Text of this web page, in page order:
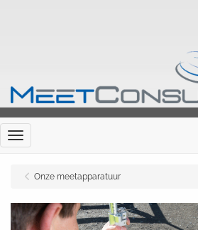
Menu
Onze meetapparatuur